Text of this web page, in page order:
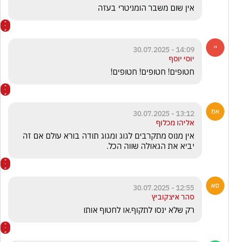
אין שום משבר הומניטרי בעזה
14:09 - 30.07.2025
יוסי יוסף
חטופים! חטופים! חטופים!
13:12 - 30.07.2025
אליהו מכלוף
יביא את הגאולה שווה הכל.
12:55 - 30.07.2025
סהר איצקוביץ
רק שלא ינסו לתקוף.או לחטוף אותו